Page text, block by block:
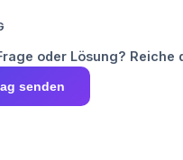
oder Lösung? Reiche
Vorschlag senden